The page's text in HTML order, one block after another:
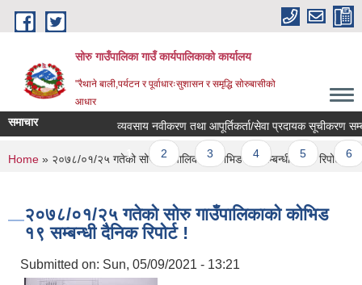
Skip to main content
सोरु गाउँपालिका गाउँ कार्यपालिकाको कार्यालय
"रैथाने बाली,पर्यटन र पूर्वाधारःसुशासन र समृद्धि सोरुबासीको
आधार
समाचार व्यवसाय नवीकरण तथा आपूर्तिकर्ता/सेवा प्रदायक सूचीकरण
Pages
1
You are here
Home » २०७८/०१/२५ गतेको सोरु गाउँपालिकाको कोभिड १९ सम्बन्धी दैनिक रिपोर्ट !
२०७८/०१/२५ गतेको सोरु गाउँपालिकाको कोभिड
१९ सम्बन्धी दैनिक रिपोर्ट !
Submitted on: Sun, 05/09/2021 - 13:21